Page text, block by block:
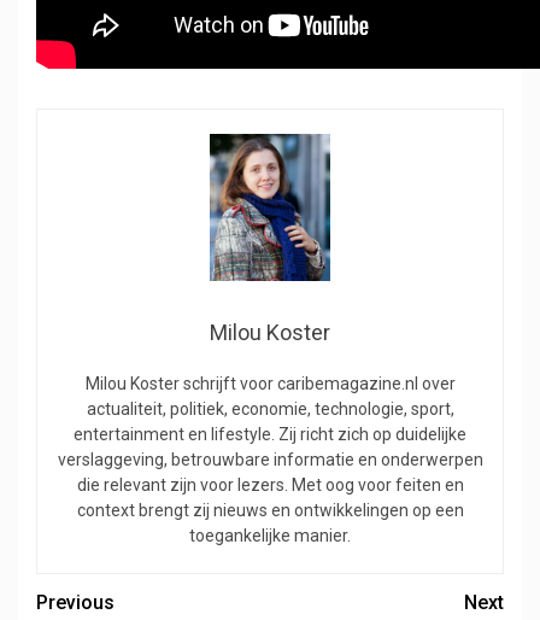
Milou Koster
Milou Koster schrijft voor caribemagazine.nl over
actualiteit, politiek, economie, technologie, sport,
entertainment en lifestyle. Zij richt zich op duidelijke
verslaggeving, betrouwbare informatie en onderwerpen
die relevant zijn voor lezers. Met oog voor feiten en
context brengt zij nieuws en ontwikkelingen op een
toegankelijke manier.
Previous
Next